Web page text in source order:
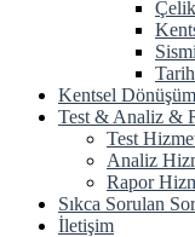
Kentsel Dönüşüm
Test & Analiz &
Test
Analiz
Rapor
Sıkca Sorulan
İletişim